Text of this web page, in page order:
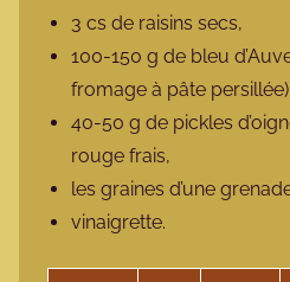
3 cs de raisins secs,
100-150 g de bleu
fromage à pâte
40-50 g de pickles
rouge frais,
les graines d’une
vinaigrette.